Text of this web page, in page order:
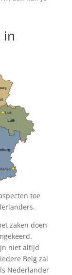
in
toe
zaken doen
niet altijd
Belg zal
Nederlander